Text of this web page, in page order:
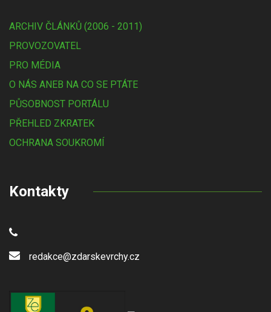
ARCHIV ČLÁNKŮ (2006 - 2011)
PROVOZOVATEL
PRO MÉDIA
O NÁS ANEB NA CO SE PTÁTE
PŮSOBNOST PORTÁLU
PŘEHLED ZKRATEK
OCHRANA SOUKROMÍ
Kontakty
redakce@zdarskevrchy.cz